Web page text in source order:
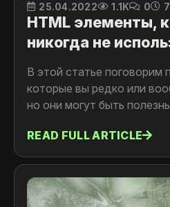
25.04.2022 1.1K 0
HTML элементы,
никогда не
В этой статье поговорим
которые вы редко или
но они могут быть
READ FULL ARTICLE